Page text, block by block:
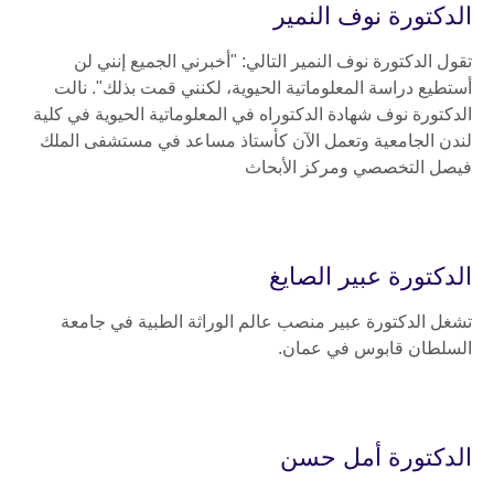
الدكتورة نوف النمير
تقول الدكتورة نوف النمير التالي: "أخبرني الجميع إنني لن
أستطيع دراسة المعلوماتية الحيوية، لكنني قمت بذلك". نالت
الدكتورة نوف شهادة الدكتوراه في المعلوماتية الحيوية في كلية
لندن الجامعية وتعمل الآن كأستاذ مساعد في مستشفى الملك
فيصل التخصصي ومركز الأبحاث
الدكتورة عبير الصايغ
تشغل الدكتورة عبير منصب عالم الوراثة الطبية في جامعة
السلطان قابوس في عمان.
الدكتورة أمل حسن